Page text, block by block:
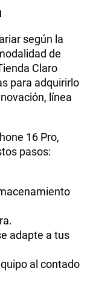
según la
de
Claro
para adquirirlo
línea
16 Pro,
pasos:
adapte a tus
al contado